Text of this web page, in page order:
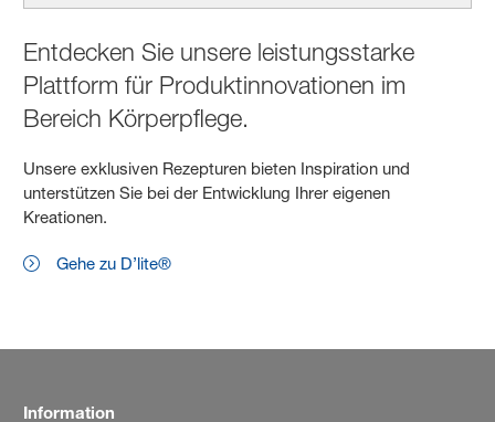
Entdecken Sie unsere leistungsstarke
Plattform für Produktinnovationen im
Bereich Körperpflege.
Unsere exklusiven Rezepturen bieten Inspiration und
unterstützen Sie bei der Entwicklung Ihrer eigenen
Kreationen.
Gehe zu D’lite®
Information